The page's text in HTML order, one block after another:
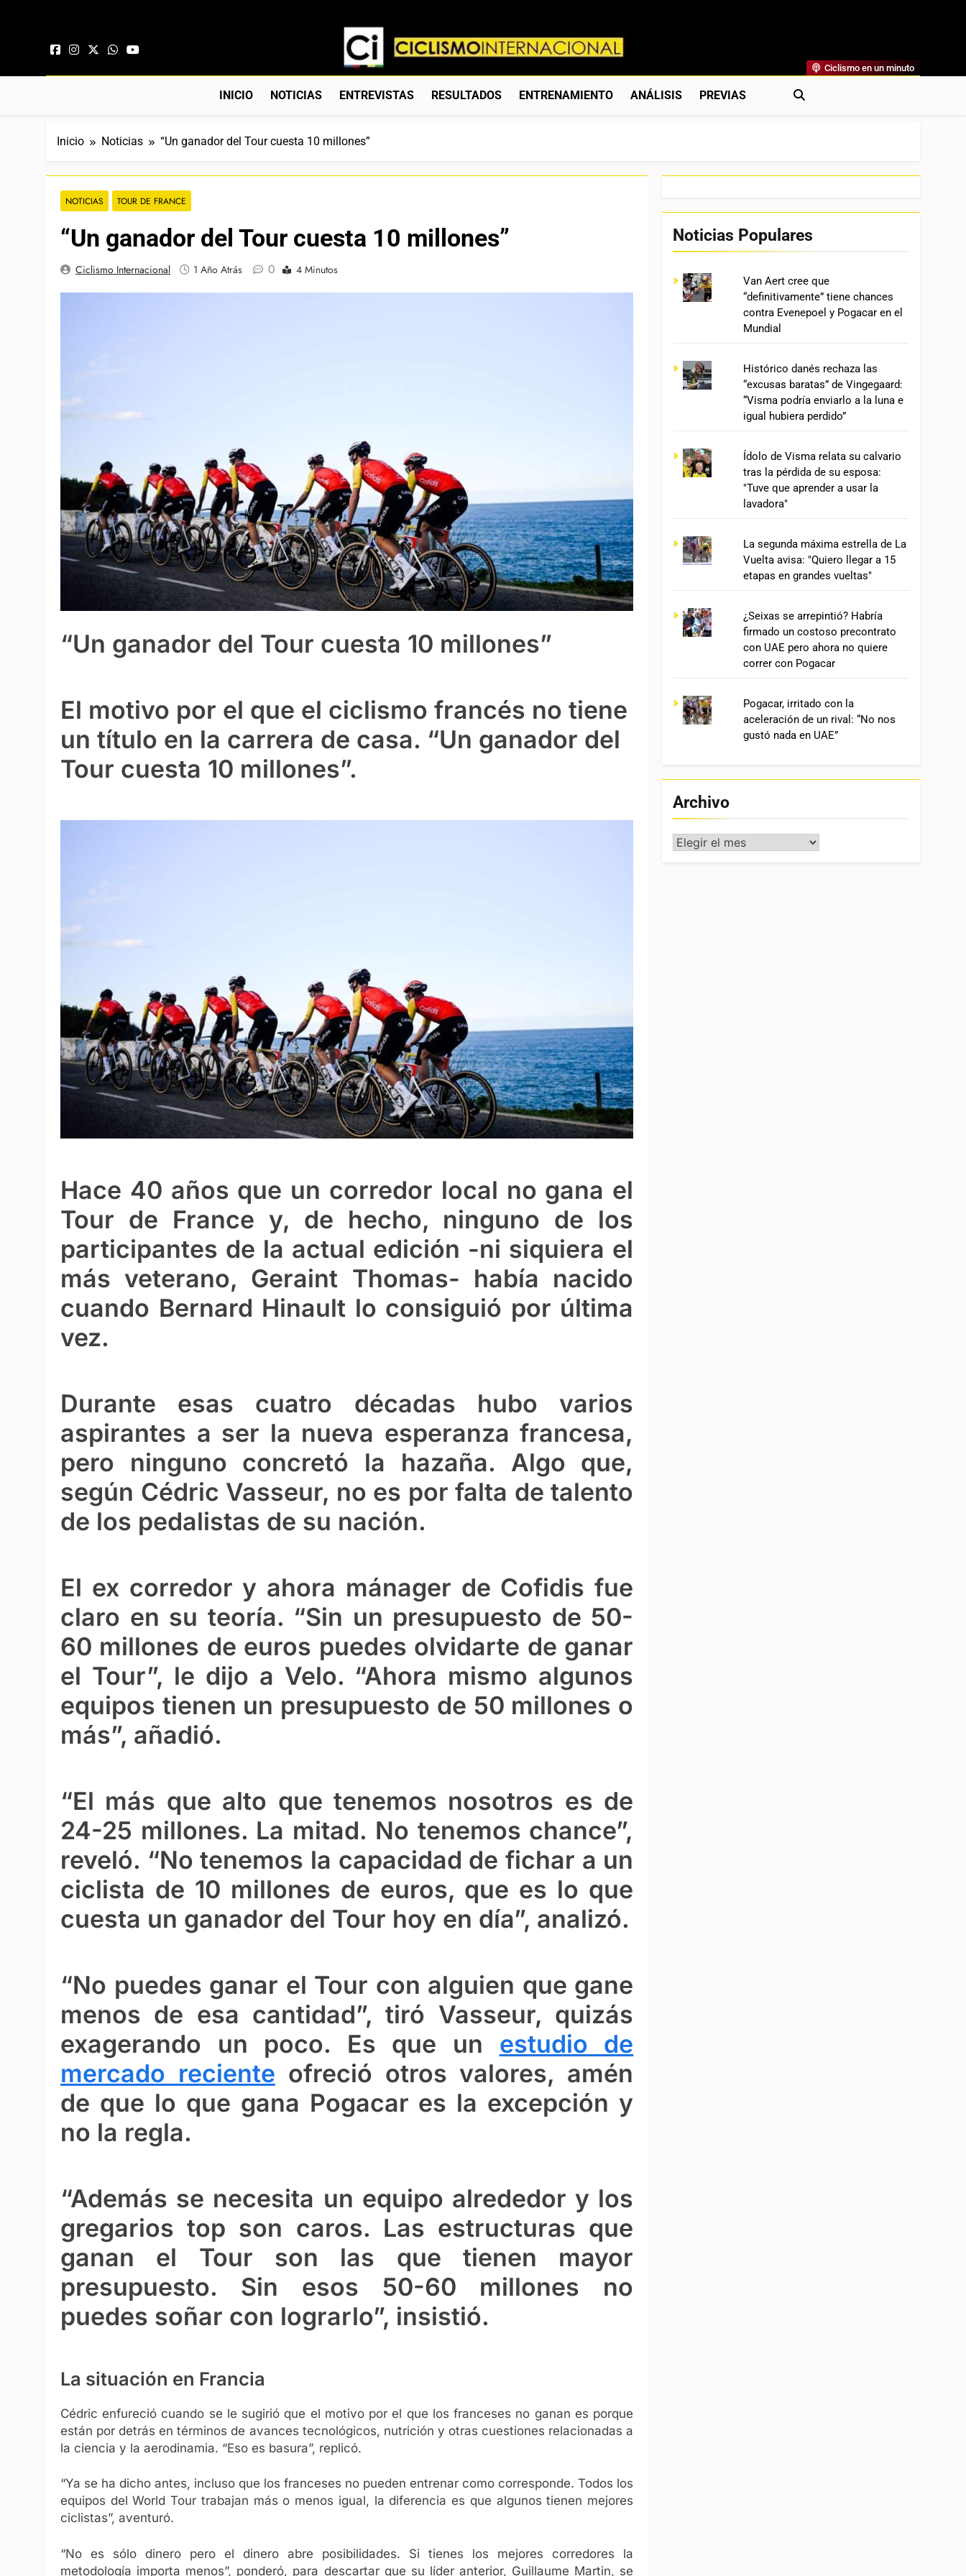
Ciclismo Internacional
Web Dedicada Al Ciclismo Mundial. Entrevistas, Análisis, Crónicas, Previas Y Más. La Web Ciclista De Referencia.
Ciclismo en un minuto
INICIO NOTICIAS ENTREVISTAS RESULTADOS ENTRENAMIENTO ANÁLISIS PREVIAS
Inicio Noticias “Un ganador del Tour cuesta 10 millones”
NOTICIAS TOUR DE FRANCE
“Un ganador del Tour cuesta 10 millones”
Ciclismo Internacional 1 Año Atrás 0 4 Minutos
“Un ganador del Tour cuesta 10 millones”
El motivo por el que el ciclismo francés no tiene
un título en la carrera de casa. “Un ganador del
Tour cuesta 10 millones”.
Hace 40 años que un corredor local no gana el
Tour de France y, de hecho, ninguno de los
participantes de la actual edición -ni siquiera el
más veterano, Geraint Thomas- había nacido
cuando Bernard Hinault lo consiguió por última
vez.
Durante esas cuatro décadas hubo varios
aspirantes a ser la nueva esperanza francesa,
pero ninguno concretó la hazaña. Algo que,
según Cédric Vasseur, no es por falta de talento
de los pedalistas de su nación.
El ex corredor y ahora mánager de Cofidis fue
claro en su teoría. “Sin un presupuesto de 50-
60 millones de euros puedes olvidarte de ganar
el Tour”, le dijo a Velo. “Ahora mismo algunos
equipos tienen un presupuesto de 50 millones o
más”, añadió.
“El más que alto que tenemos nosotros es de
24-25 millones. La mitad. No tenemos chance”,
reveló. “No tenemos la capacidad de fichar a un
ciclista de 10 millones de euros, que es lo que
cuesta un ganador del Tour hoy en día”, analizó.
“No puedes ganar el Tour con alguien que gane
menos de esa cantidad”, tiró Vasseur, quizás
exagerando un poco. Es que un estudio de
mercado reciente ofreció otros valores, amén
de que lo que gana Pogacar es la excepción y
no la regla.
“Además se necesita un equipo alrededor y los
gregarios top son caros. Las estructuras que
ganan el Tour son las que tienen mayor
presupuesto. Sin esos 50-60 millones no
puedes soñar con lograrlo”, insistió.
La situación en Francia
Cédric enfureció cuando se le sugirió que el motivo por el que los franceses no ganan es porque
están por detrás en términos de avances tecnológicos, nutrición y otras cuestiones relacionadas a
la ciencia y la aerodinamia. “Eso es basura”, replicó.
“Ya se ha dicho antes, incluso que los franceses no pueden entrenar como corresponde. Todos los
equipos del World Tour trabajan más o menos igual, la diferencia es que algunos tienen mejores
ciclistas”, aventuró.
“No es sólo dinero pero el dinero abre posibilidades. Si tienes los mejores corredores la
metodología importa menos”, ponderó, para descartar que su líder anterior, Guillaume Martin, se
Noticias Populares
Van Aert cree que
“definitivamente” tiene chances
contra Evenepoel y Pogacar en el
Mundial
Histórico danés rechaza las
“excusas baratas” de Vingegaard:
“Visma podría enviarlo a la luna e
igual hubiera perdido”
Ídolo de Visma relata su calvario
tras la pérdida de su esposa:
"Tuve que aprender a usar la
lavadora"
La segunda máxima estrella de La
Vuelta avisa: "Quiero llegar a 15
etapas en grandes vueltas"
¿Seixas se arrepintió? Habría
firmado un costoso precontrato
con UAE pero ahora no quiere
correr con Pogacar
Pogacar, irritado con la
aceleración de un rival: “No nos
gustó nada en UAE”
Archivo
Archivo